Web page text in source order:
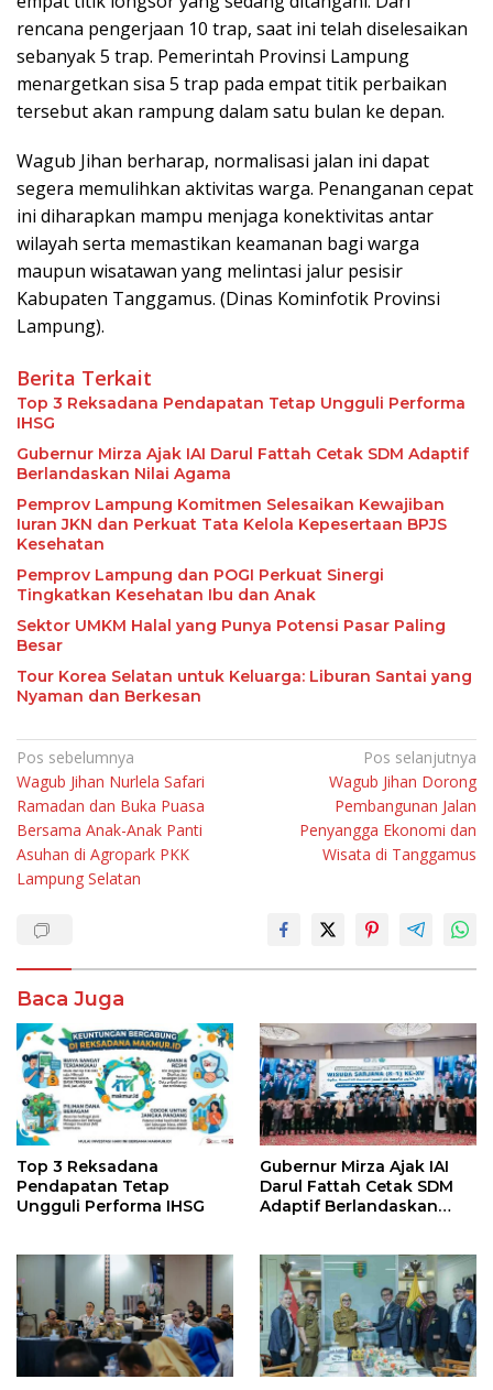
rencana pengerjaan 10 trap, saat ini telah diselesaikan
sebanyak 5 trap. Pemerintah Provinsi Lampung
menargetkan sisa 5 trap pada empat titik perbaikan
tersebut akan rampung dalam satu bulan ke depan.
​Wagub Jihan berharap, normalisasi jalan ini dapat
segera memulihkan aktivitas warga. Penanganan cepat
ini diharapkan mampu menjaga konektivitas antar
wilayah serta memastikan keamanan bagi warga
maupun wisatawan yang melintasi jalur pesisir
Kabupaten Tanggamus. (Dinas Kominfotik Provinsi
Lampung).
Berita Terkait
Top 3 Reksadana Pendapatan Tetap Ungguli Performa
IHSG
Gubernur Mirza Ajak IAI Darul Fattah Cetak SDM Adaptif
Berlandaskan Nilai Agama
Pemprov Lampung Komitmen Selesaikan Kewajiban
Iuran JKN dan Perkuat Tata Kelola Kepesertaan BPJS
Kesehatan
Pemprov Lampung dan POGI Perkuat Sinergi
Tingkatkan Kesehatan Ibu dan Anak
Sektor UMKM Halal yang Punya Potensi Pasar Paling
Besar
Tour Korea Selatan untuk Keluarga: Liburan Santai yang
Nyaman dan Berkesan
Navigasi
pos
Pos sebelumnya
Wagub Jihan Nurlela Safari
Ramadan dan Buka Puasa
Bersama Anak-Anak Panti
Asuhan di Agropark PKK
Lampung Selatan
Pos selanjutnya
Wagub Jihan Dorong
Pembangunan Jalan
Penyangga Ekonomi dan
Wisata di Tanggamus
Baca Juga
Top 3 Reksadana
Pendapatan Tetap
Ungguli Performa IHSG
Gubernur Mirza Ajak IAI
Darul Fattah Cetak SDM
Adaptif Berlandaskan